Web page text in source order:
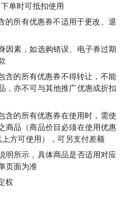
单时可抵扣使用
的所有优惠券不适用于更改、退
因素，如选购错误、电子券过期
含的所有优惠券不得转让，不能
，亦不可与其他推广优惠或折扣
含的所有优惠券在使用时，需使
商品（商品价目必须在使用优惠
方可使用），可另支付差额
明所示，具体商品是否适用对应
页面为准
权